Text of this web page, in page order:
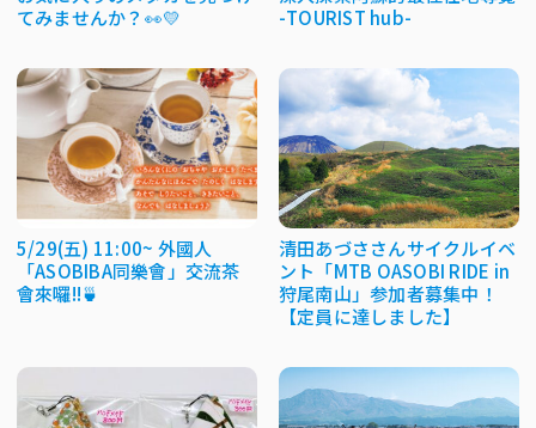
てみませんか？👀💛
-TOURIST hub-
5/29(五) 11:00~ 外國人
「ASOBIBA同樂會」交流茶
會來囉!!🍵
清田あづささんサイクルイベ
ント「MTB OASOBI RIDE in
狩尾南山」参加者募集中！
【定員に達しました】